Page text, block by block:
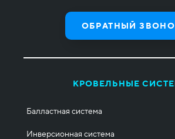
ОБРАТНЫЙ
КРОВЕЛЬНЫЕ
Балластная система
Инверсионная система